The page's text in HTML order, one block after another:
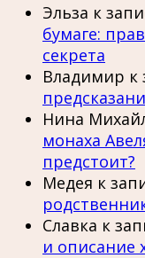
Эльза к
бумаге:
секрета
Владимир к
Нина
монаха
предстоит?
Медея к
Славка к
и описание